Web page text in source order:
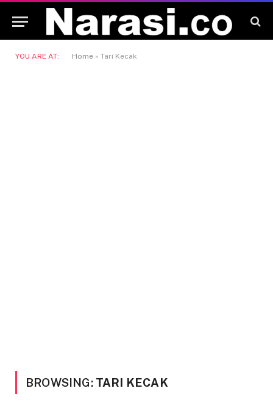
YOU ARE AT: Home » Tari Kecak
BROWSING: TARI KECAK